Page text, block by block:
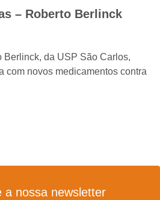
– Roberto Berlinck
Berlinck, da USP São Carlos,
com novos medicamentos contra
a nossa newsletter